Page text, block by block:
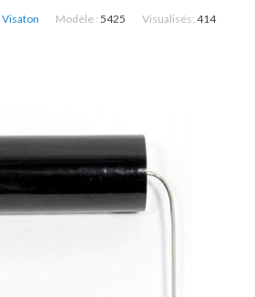
Visaton Modèle : 5425 Visualisés: 414